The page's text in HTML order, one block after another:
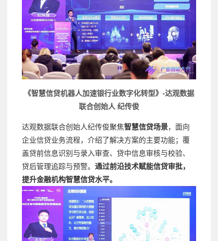
《智慧信贷机器人加速银行业数字化转型》-达观数据
联合创始人 纪传俊
达观数据联合创始人纪传俊聚焦智慧信贷场景，面向
企业信贷业务流程，介绍了解决方案的主要功能；覆
盖贷前信息识别与录入审查、贷中信息审核与校验、
贷后管理追踪与预警。 通过前沿技术赋能信贷审批，
提升金融机构智慧信贷水平。